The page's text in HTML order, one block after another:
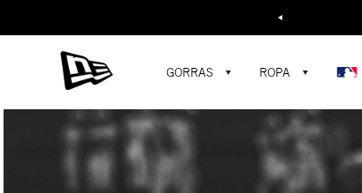
Buscar...
GORRAS ROPA